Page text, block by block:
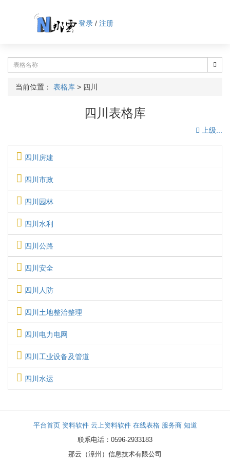
登录/ 注册
当前位置： 表格库 > 四川
四川表格库
上级...
四川房建
四川市政
四川园林
四川水利
四川公路
四川安全
四川人防
四川土地整治整理
四川电力电网
四川工业设备及管道
四川水运
平台首页 资料软件 云上资料软件 在线表格 服务商 知道
联系电话：0596-2933183
那云（漳州）信息技术有限公司